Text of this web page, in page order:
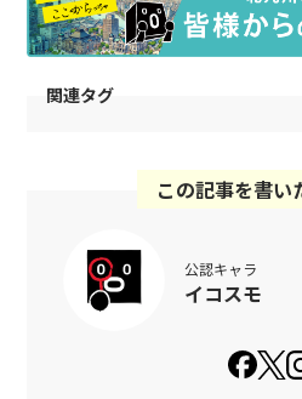
関連タグ
この記事を書い
公認キャラ
イコスモ